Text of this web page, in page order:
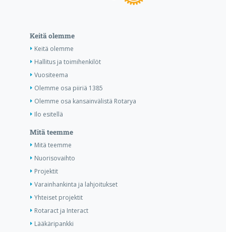
Keitä olemme
Keitä olemme
Hallitus ja toimihenkilöt
Vuositeema
Olemme osa piiriä 1385
Olemme osa kansainvälistä Rotarya
Ilo esitellä
Mitä teemme
Mitä teemme
Nuorisovaihto
Projektit
Varainhankinta ja lahjoitukset
Yhteiset projektit
Rotaract ja Interact
Lääkäripankki